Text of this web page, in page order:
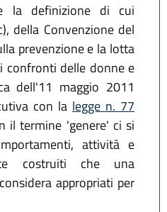
la definizione di cui
della Convenzione del
prevenzione e la lotta
confronti delle donne e
dell'11 maggio 2011
con la legge n. 77
il termine 'genere' ci si
attività e
costruiti che una
appropriati per